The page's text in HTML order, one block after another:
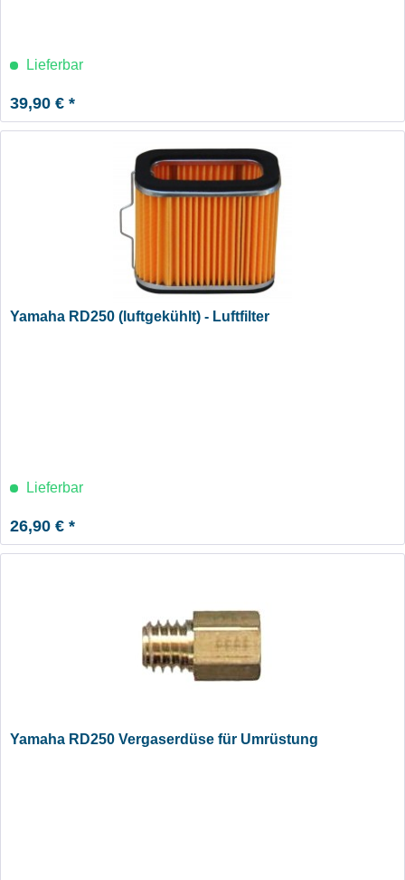
Lieferbar
39,90 € *
Yamaha RD250 (luftgekühlt) - Luftfilter
Lieferbar
26,90 € *
Yamaha RD250 Vergaserdüse für Umrüstung